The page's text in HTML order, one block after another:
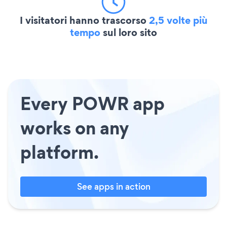
I visitatori hanno trascorso2,5 volte più
temposul loro sito
Every POWR app
works on any
platform.
See apps in action